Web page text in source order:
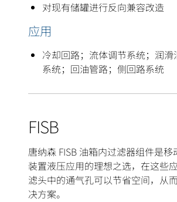
对现有储罐进行反向兼容改造
应用
冷却回路；流体调节系统；润滑
系统；回油管路；侧回路系统
FISB
唐纳森 FISB 油箱内过滤器组件是
装置液压应用的理想之选，在这些
滤头中的通气孔可以节省空间，从
决方案。